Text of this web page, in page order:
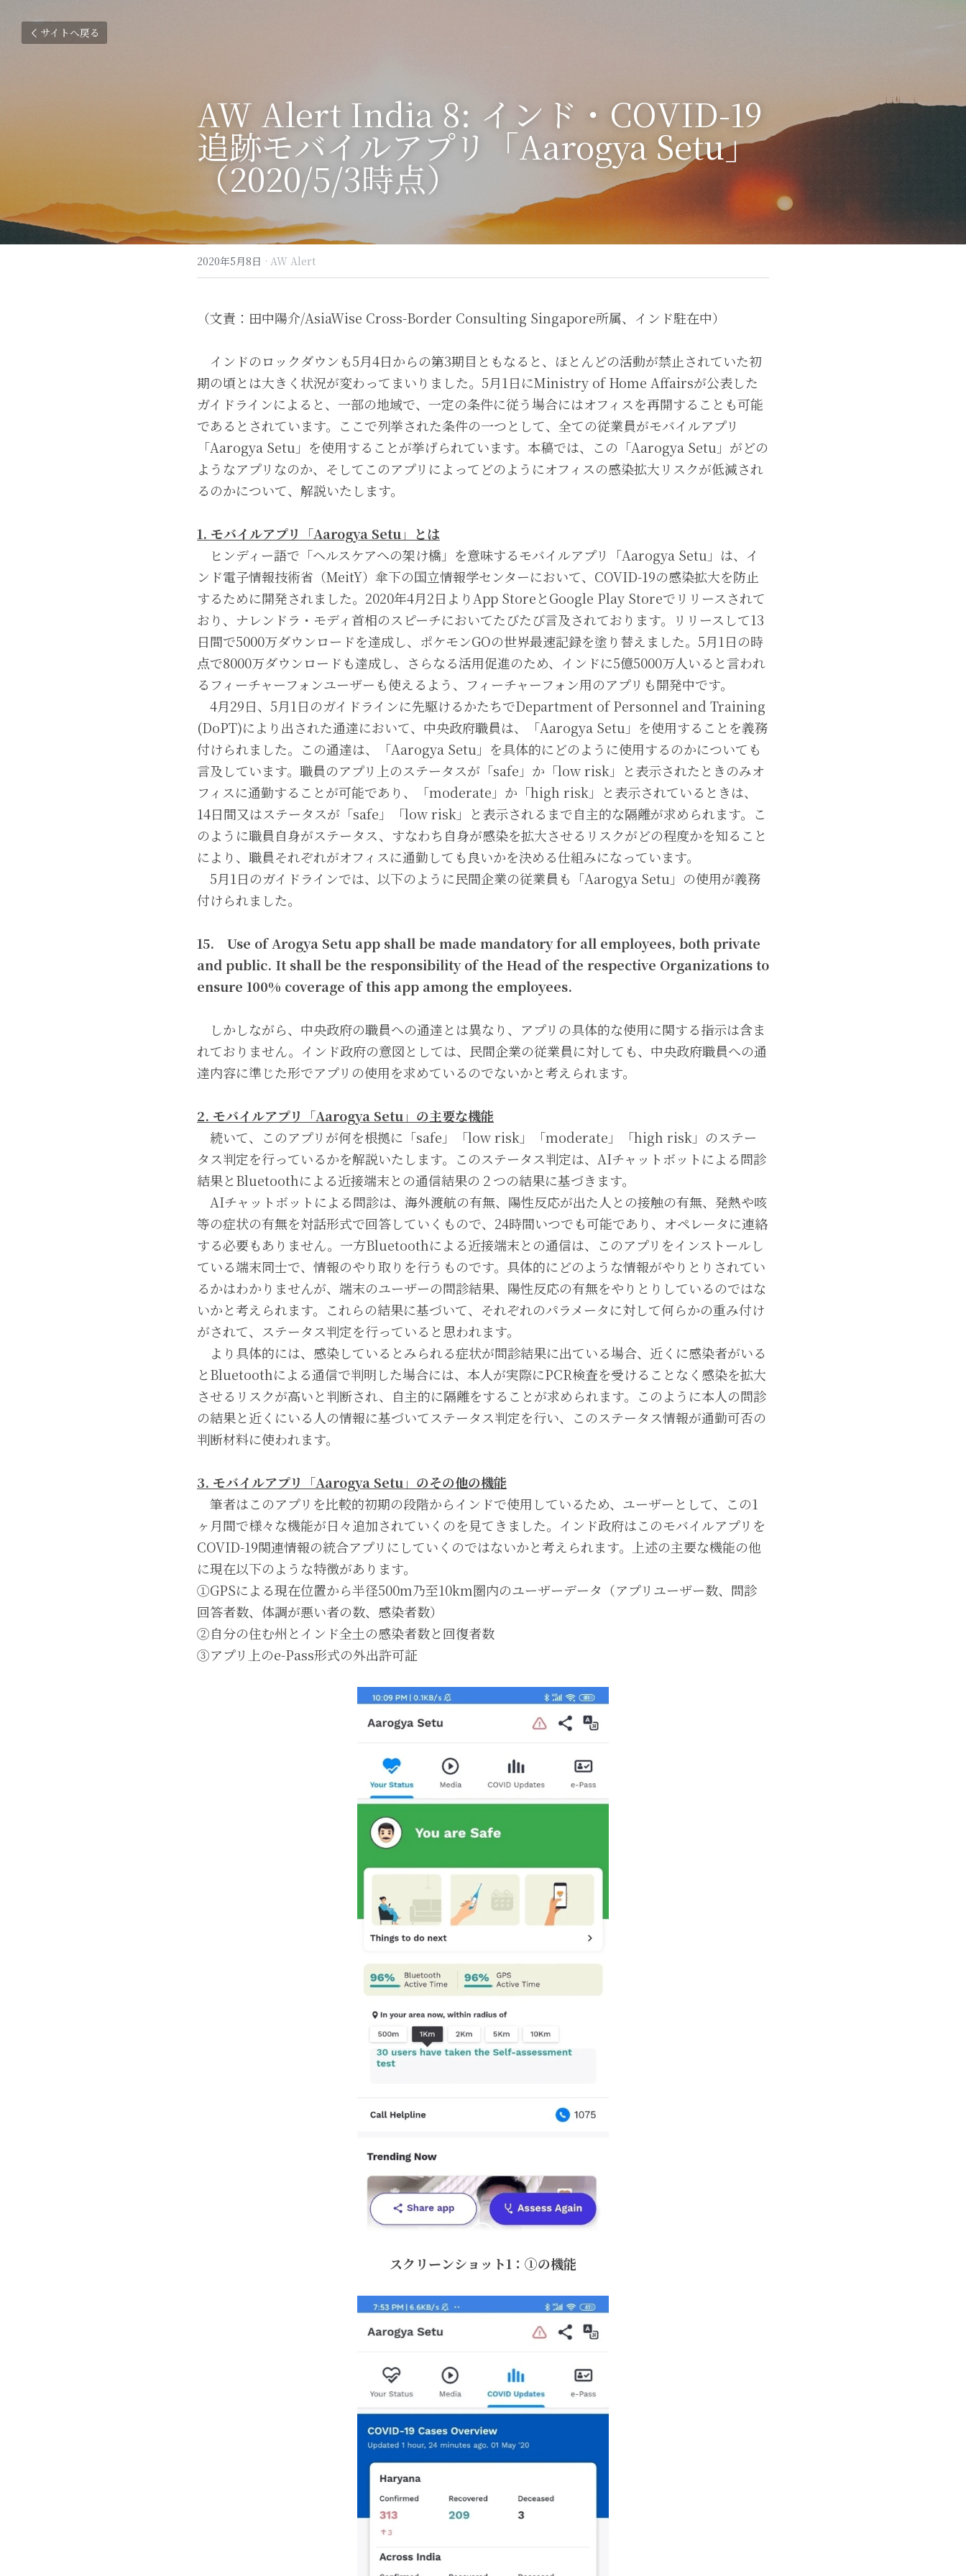
サイトへ戻る
AW Alert India 8: インド・COVID-19
追跡モバイルアプリ「Aarogya Setu」
（2020/5/3時点）
2020年5月8日 · AW Alert
（文責：田中陽介/AsiaWise Cross-Border Consulting Singapore所属、インド駐在中）
インドのロックダウンも5月4日からの第3期目ともなると、ほとんどの活動が禁止されていた初
期の頃とは大きく状況が変わってまいりました。5月1日にMinistry of Home Affairsが公表した
ガイドラインによると、一部の地域で、一定の条件に従う場合にはオフィスを再開することも可能
であるとされています。ここで列挙された条件の一つとして、全ての従業員がモバイルアプリ
「Aarogya Setu」を使用することが挙げられています。本稿では、この「Aarogya Setu」がどの
ようなアプリなのか、そしてこのアプリによってどのようにオフィスの感染拡大リスクが低減され
るのかについて、解説いたします。
1. モバイルアプリ「Aarogya Setu」とは
ヒンディー語で「ヘルスケアへの架け橋」を意味するモバイルアプリ「Aarogya Setu」は、イ
ンド電子情報技術省（MeitY）傘下の国立情報学センターにおいて、COVID-19の感染拡大を防止
するために開発されました。2020年4月2日よりApp StoreとGoogle Play Storeでリリースされて
おり、ナレンドラ・モディ首相のスピーチにおいてたびたび言及されております。リリースして13
日間で5000万ダウンロードを達成し、ポケモンGOの世界最速記録を塗り替えました。5月1日の時
点で8000万ダウンロードも達成し、さらなる活用促進のため、インドに5億5000万人いると言われ
るフィーチャーフォンユーザーも使えるよう、フィーチャーフォン用のアプリも開発中です。
4月29日、5月1日のガイドラインに先駆けるかたちでDepartment of Personnel and Training
(DoPT)により出された通達において、中央政府職員は、「Aarogya Setu」を使用することを義務
付けられました。この通達は、「Aarogya Setu」を具体的にどのように使用するのかについても
言及しています。職員のアプリ上のステータスが「safe」か「low risk」と表示されたときのみオ
フィスに通勤することが可能であり、「moderate」か「high risk」と表示されているときは、
14日間又はステータスが「safe」「low risk」と表示されるまで自主的な隔離が求められます。こ
のように職員自身がステータス、すなわち自身が感染を拡大させるリスクがどの程度かを知ること
により、職員それぞれがオフィスに通勤しても良いかを決める仕組みになっています。
5月1日のガイドラインでは、以下のように民間企業の従業員も「Aarogya Setu」の使用が義務
付けられました。
15.　Use of Arogya Setu app shall be made mandatory for all employees, both private
and public. It shall be the responsibility of the Head of the respective Organizations to
ensure 100% coverage of this app among the employees.
しかしながら、中央政府の職員への通達とは異なり、アプリの具体的な使用に関する指示は含ま
れておりません。インド政府の意図としては、民間企業の従業員に対しても、中央政府職員への通
達内容に準じた形でアプリの使用を求めているのでないかと考えられます。
2. モバイルアプリ「Aarogya Setu」の主要な機能
続いて、このアプリが何を根拠に「safe」「low risk」「moderate」「high risk」のステー
タス判定を行っているかを解説いたします。このステータス判定は、AIチャットボットによる問診
結果とBluetoothによる近接端末との通信結果の２つの結果に基づきます。
AIチャットボットによる問診は、海外渡航の有無、陽性反応が出た人との接触の有無、発熱や咳
等の症状の有無を対話形式で回答していくもので、24時間いつでも可能であり、オペレータに連絡
する必要もありません。一方Bluetoothによる近接端末との通信は、このアプリをインストールし
ている端末同士で、情報のやり取りを行うものです。具体的にどのような情報がやりとりされてい
るかはわかりませんが、端末のユーザーの問診結果、陽性反応の有無をやりとりしているのではな
いかと考えられます。これらの結果に基づいて、それぞれのパラメータに対して何らかの重み付け
がされて、ステータス判定を行っていると思われます。
より具体的には、感染しているとみられる症状が問診結果に出ている場合、近くに感染者がいる
とBluetoothによる通信で判明した場合には、本人が実際にPCR検査を受けることなく感染を拡大
させるリスクが高いと判断され、自主的に隔離をすることが求められます。このように本人の問診
の結果と近くにいる人の情報に基づいてステータス判定を行い、このステータス情報が通勤可否の
判断材料に使われます。
3. モバイルアプリ「Aarogya Setu」のその他の機能
筆者はこのアプリを比較的初期の段階からインドで使用しているため、ユーザーとして、この1
ヶ月間で様々な機能が日々追加されていくのを見てきました。インド政府はこのモバイルアプリを
COVID-19関連情報の統合アプリにしていくのではないかと考えられます。上述の主要な機能の他
に現在以下のような特徴があります。
①GPSによる現在位置から半径500m乃至10km圏内のユーザーデータ（アプリユーザー数、問診
回答者数、体調が悪い者の数、感染者数）
②自分の住む州とインド全土の感染者数と回復者数
③アプリ上のe-Pass形式の外出許可証
スクリーンショット1：①の機能